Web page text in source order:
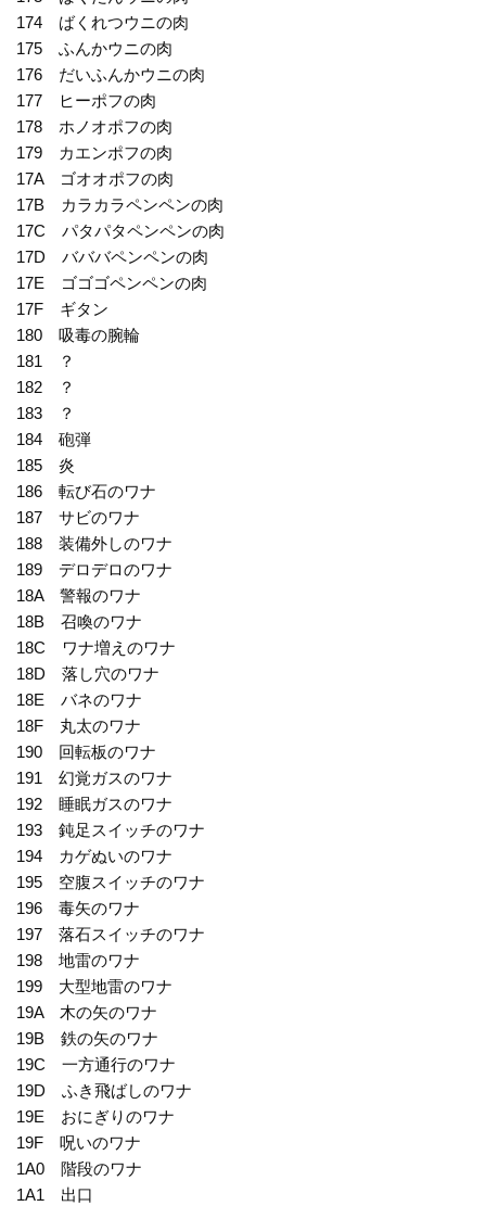
174 ばくれつウニの肉
175 ふんかウニの肉
176 だいふんかウニの肉
177 ヒーポフの肉
178 ホノオポフの肉
179 カエンポフの肉
17A ゴオオポフの肉
17B カラカラペンペンの肉
17C パタパタペンペンの肉
17D バババペンペンの肉
17E ゴゴゴペンペンの肉
17F ギタン
180 吸毒の腕輪
181 ？
182 ？
183 ？
184 砲弾
185 炎
186 転び石のワナ
187 サビのワナ
188 装備外しのワナ
189 デロデロのワナ
18A 警報のワナ
18B 召喚のワナ
18C ワナ増えのワナ
18D 落し穴のワナ
18E バネのワナ
18F 丸太のワナ
190 回転板のワナ
191 幻覚ガスのワナ
192 睡眠ガスのワナ
193 鈍足スイッチのワナ
194 カゲぬいのワナ
195 空腹スイッチのワナ
196 毒矢のワナ
197 落石スイッチのワナ
198 地雷のワナ
199 大型地雷のワナ
19A 木の矢のワナ
19B 鉄の矢のワナ
19C 一方通行のワナ
19D ふき飛ばしのワナ
19E おにぎりのワナ
19F 呪いのワナ
1A0 階段のワナ
1A1 出口